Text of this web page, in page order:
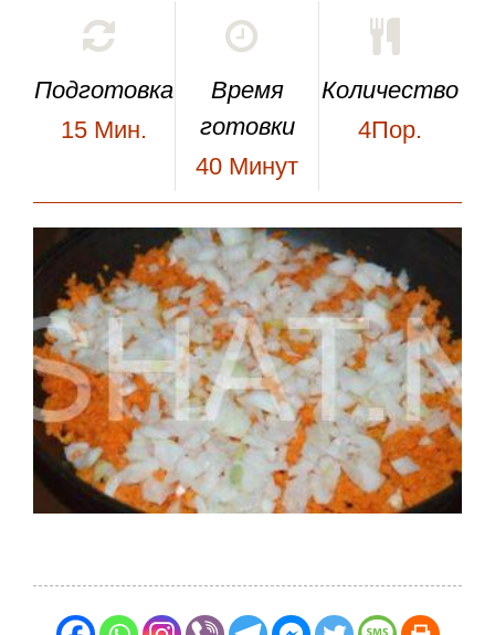
Подготовка
15 Мин.
Время
готовки
40 Минут
Количество
4Пор.